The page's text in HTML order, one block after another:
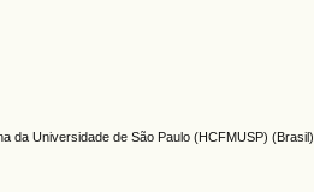
da Universidade de São Paulo (HCFMUSP) (Brasil)